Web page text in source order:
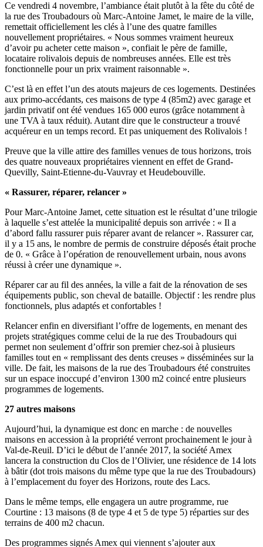
Ce vendredi 4 novembre, l’ambiance était plutôt à la fête du côté de
la rue des Troubadours où Marc-Antoine Jamet, le maire de la ville,
remettait officiellement les clés à l’une des quatre familles
nouvellement propriétaires. « Nous sommes vraiment heureux
d’avoir pu acheter cette maison », confiait le père de famille,
locataire rolivalois depuis de nombreuses années. Elle est très
fonctionnelle pour un prix vraiment raisonnable ».
C’est là en effet l’un des atouts majeurs de ces logements. Destinées
aux primo-accédants, ces maisons de type 4 (85m2) avec garage et
jardin privatif ont été vendues 165 000 euros (grâce notamment à
une TVA à taux réduit). Autant dire que le constructeur a trouvé
acquéreur en un temps record. Et pas uniquement des Rolivalois !
Preuve que la ville attire des familles venues de tous horizons, trois
des quatre nouveaux propriétaires viennent en effet de Grand-
Quevilly, Saint-Etienne-du-Vauvray et Heudebouville.
« Rassurer, réparer, relancer »
Pour Marc-Antoine Jamet, cette situation est le résultat d’une trilogie
à laquelle s’est attelée la municipalité depuis son arrivée : « Il a
d’abord fallu rassurer puis réparer avant de relancer ». Rassurer car,
il y a 15 ans, le nombre de permis de construire déposés était proche
de 0. « Grâce à l’opération de renouvellement urbain, nous avons
réussi à créer une dynamique ».
Réparer car au fil des années, la ville a fait de la rénovation de ses
équipements public, son cheval de bataille. Objectif : les rendre plus
fonctionnels, plus adaptés et confortables !
Relancer enfin en diversifiant l’offre de logements, en menant des
projets stratégiques comme celui de la rue des Troubadours qui
permet non seulement d’offrir son premier chez-soi à plusieurs
familles tout en « remplissant des dents creuses » disséminées sur la
ville. De fait, les maisons de la rue des Troubadours été construites
sur un espace inoccupé d’environ 1300 m2 coincé entre plusieurs
programmes de logements.
27 autres maisons
Aujourd’hui, la dynamique est donc en marche : de nouvelles
maisons en accession à la propriété verront prochainement le jour à
Val-de-Reuil. D’ici le début de l’année 2017, la société Amex
lancera la construction du Clos de l’Olivier, une résidence de 14 lots
à bâtir (dot trois maisons du même type que la rue des Troubadours)
à l’emplacement du foyer des Horizons, route des Lacs.
Dans le même temps, elle engagera un autre programme, rue
Courtine : 13 maisons (8 de type 4 et 5 de type 5) réparties sur des
terrains de 400 m2 chacun.
Des programmes signés Amex qui viennent s’ajouter aux